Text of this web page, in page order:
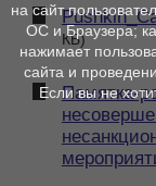
КБ)
Памятка-
на сайт
ОС и Браузера;
нажимает
сайта и
Если вы не